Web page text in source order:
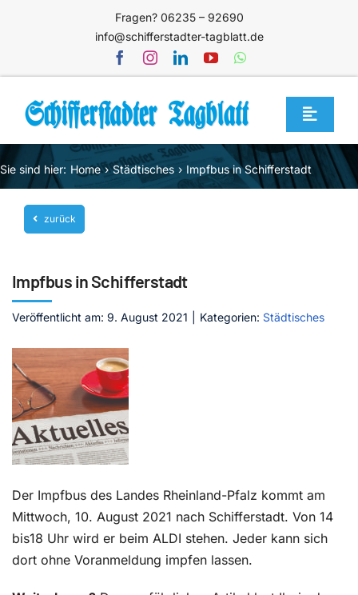
Fragen? 06235 – 92690
info@schifferstadter-tagblatt.de
Toggle
Home
Themen
Blog
Service
Mediathek
Jetzt abonnieren
Kontakt
Sie sind hier: Home Städtisches Impfbus in Schifferstadt
zurück
Impfbus in Schifferstadt
Veröffentlicht am: 9. August 2021 Kategorien: Städtisches
Der Impfbus des Landes Rheinland-Pfalz kommt am
Mittwoch, 10. August 2021 nach Schifferstadt. Von 14
bis18 Uhr wird er beim ALDI stehen. Jeder kann sich
dort ohne Voranmeldung impfen lassen.